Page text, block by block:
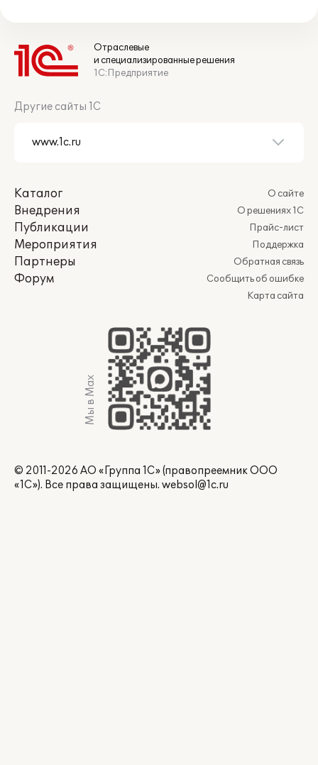
Отраслевые
и специализированные решения
1С:Предприятие
Другие сайты 1С
Каталог
Внедрения
Публикации
Мероприятия
Партнеры
Форум
О сайте
О решениях 1С
Прайс-лист
Поддержка
Обратная связь
Сообщить об ошибке
Карта сайта
Мы в Max
© 2011-2026 АО «Группа 1С» (правопреемник ООО
«1С»). Все права защищены. websol@1c.ru